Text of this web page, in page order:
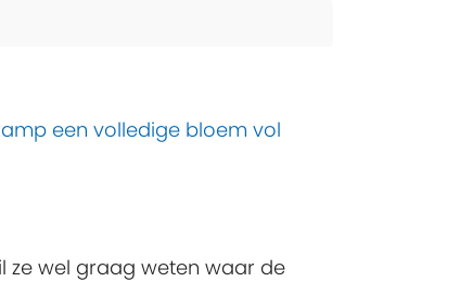
een volledige bloem vol
ze wel graag weten waar de